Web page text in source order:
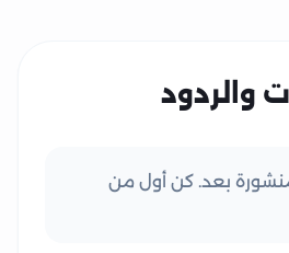
والردود
بعد. كن أول من